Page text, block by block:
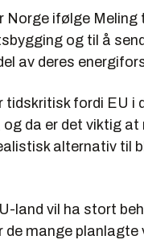
Norge ifølge
og til å
av deres
tidskritisk fordi EU i
og da er det viktig
alternativ til
land vil ha stort
de mange planlagte